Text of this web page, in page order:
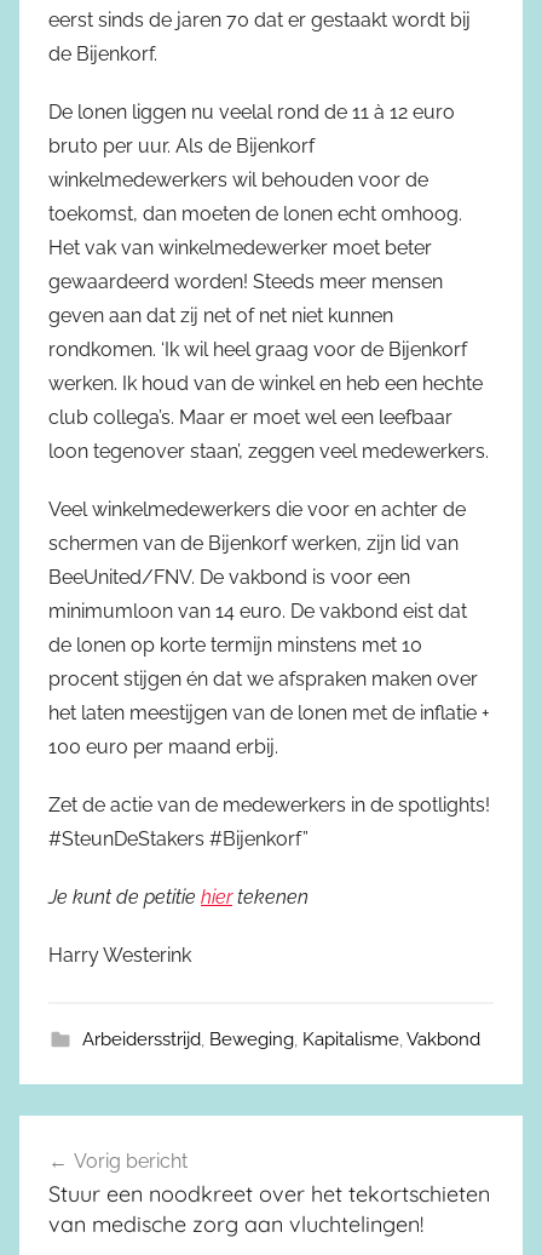
eerst sinds de jaren 70 dat er gestaakt wordt bij
de Bijenkorf.
De lonen liggen nu veelal rond de 11 à 12 euro
bruto per uur. Als de Bijenkorf
winkelmedewerkers wil behouden voor de
toekomst, dan moeten de lonen echt omhoog.
Het vak van winkelmedewerker moet beter
gewaardeerd worden! Steeds meer mensen
geven aan dat zij net of net niet kunnen
rondkomen. ‘Ik wil heel graag voor de Bijenkorf
werken. Ik houd van de winkel en heb een hechte
club collega’s. Maar er moet wel een leefbaar
loon tegenover staan’, zeggen veel medewerkers.
Veel winkelmedewerkers die voor en achter de
schermen van de Bijenkorf werken, zijn lid van
BeeUnited/FNV. De vakbond is voor een
minimumloon van 14 euro. De vakbond eist dat
de lonen op korte termijn minstens met 10
procent stijgen én dat we afspraken maken over
het laten meestijgen van de lonen met de inflatie +
100 euro per maand erbij.
Zet de actie van de medewerkers in de spotlights!
#SteunDeStakers #Bijenkorf”
Je kunt de petitie hiertekenen
Harry Westerink
Arbeidersstrijd, Beweging, Kapitalisme,Vakbond
Berichtnavigatie
Vorig bericht
Stuur een noodkreet over het tekortschieten
van medische zorg aan vluchtelingen!